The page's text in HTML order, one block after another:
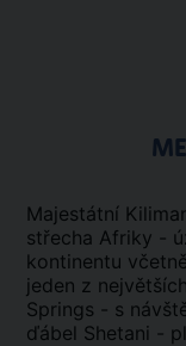
Majestátní
střecha Afriky -
kontinentu
jeden z
Springs - s
ďábel Shetani -